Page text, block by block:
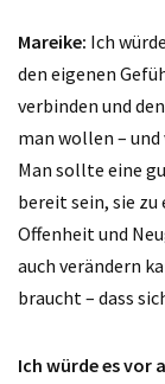
Mareike: Ich
den eigenen
verbinden und
man wollen –
Man sollte eine
bereit sein, sie
Offenheit und
auch verändern
braucht – dass
Ich würde es vor